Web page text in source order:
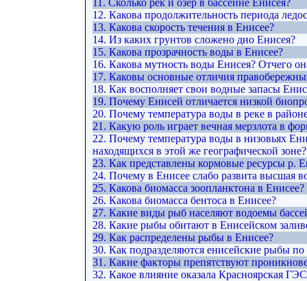
11. Сколько рек и озер в бассейне Енисея?
12. Какова продолжительность периода
13. Какова скорость течения в Енисее?
14. Из каких грунтов сложено дно Енисея?
15. Какова прозрачность воды в Енисее?
16. Какова мутность воды Енисея? Отчего
17. Каковы основные отличия
18. Как восполняет свои водные запасы
19. Почему Енисей отличается низкой
20. Почему температура воды в реке в
21. Какую роль играет вечная мерзлота в
22. Почему температура воды в низовьях
находящихся в этой же географической зоне?
23. Как представлены кормовые ресурсы р.
24. Почему в Енисее слабо развита высшая
25. Какова биомасса зоопланктона в Енисее?
26. Какова биомасса бентоса в Енисее?
27. Какие виды рыб населяют водоемы
28. Какие рыбы обитают в Енисейском
29. Как распределены рыбы в Енисее?
30. Как подразделяются енисейские рыбы
31. Какие факторы препятствуют
32. Какое влияние оказала Красноярская